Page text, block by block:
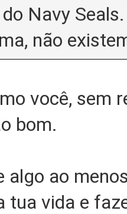
Navy
não
você, sem
bom.
algo ao
tua vida e